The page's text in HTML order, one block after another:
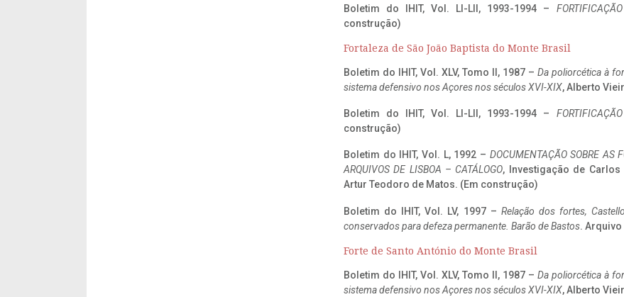
Boletim do IHIT, Vol. LI-LII, 1993-1994 –
construção)
Fortaleza de São João Baptista do Monte Brasil
Boletim do IHIT, Vol. XLV, Tomo II, 1987 – Da poliorcética à
sistema defensivo nos Açores nos séculos XVI-XIX, Alberto
Boletim do IHIT, Vol. LI-LII, 1993-1994 –
construção)
Boletim do IHIT, Vol. L, 1992 – DOCUMENTAÇÃO SOBRE AS
ARQUIVOS DE LISBOA – CATÁLOGO, Investigação de
Artur Teodoro de Matos. (Em construção)
Boletim do IHIT, Vol. LV, 1997 – Relação dos fortes,
conservados para defeza permanente. Barão de Bastos.
Forte de Santo António do Monte Brasil
Boletim do IHIT, Vol. XLV, Tomo II, 1987 – Da poliorcética à
sistema defensivo nos Açores nos séculos XVI-XIX, Alberto